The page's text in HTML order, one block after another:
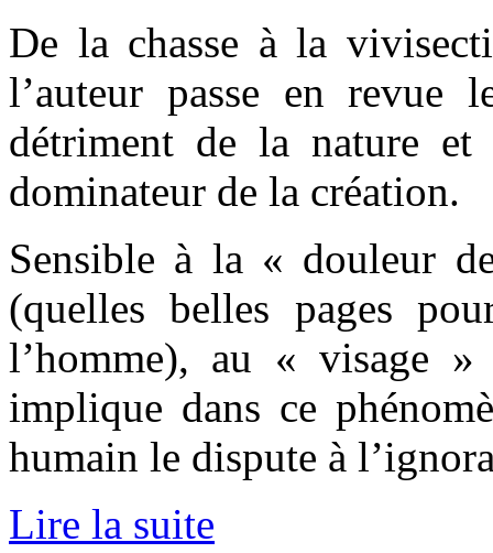
De la chasse à la
l’auteur passe en revue
détriment de la nature
dominateur de la création.
Sensible à la « douleur
(quelles belles pages
l’homme), au « visage »
implique dans ce
humain le dispute à
Lire la suite